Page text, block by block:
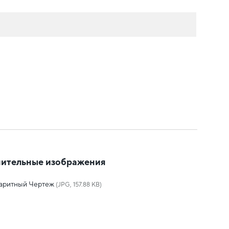
изображения
Чертеж (JPG, 157.88 KB)